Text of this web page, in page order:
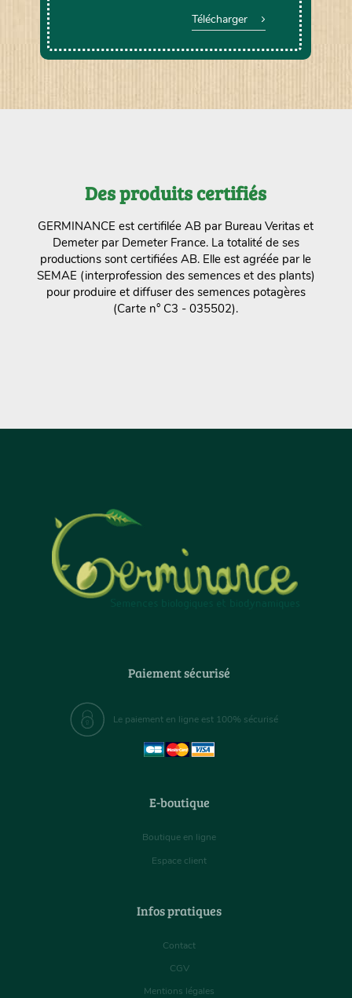
Télécharger
Des produits certifiés
GERMINANCE est certifilée AB par Bureau Veritas et
Demeter par Demeter France. La totalité de ses
productions sont certifiées AB. Elle est agréée par le
SEMAE (interprofession des semences et des plants)
pour produire et diffuser des semences potagères
(Carte n° C3 - 035502).
Paiement sécurisé
Le paiement en ligne est 100% sécurisé
E-boutique
Boutique en ligne
Espace client
Infos pratiques
Contact
CGV
Mentions légales